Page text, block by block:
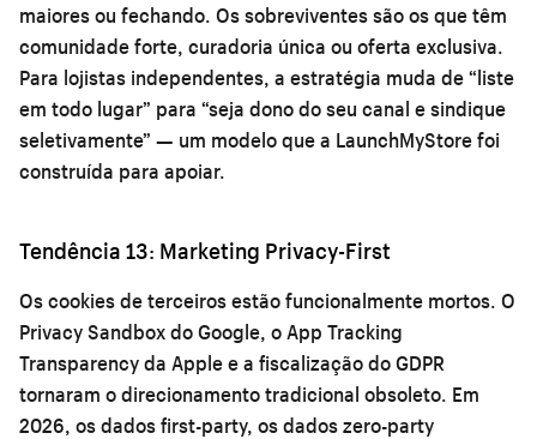
maiores ou fechando. Os sobreviventes são os que têm
comunidade forte, curadoria única ou oferta exclusiva.
Para lojistas independentes, a estratégia muda de “liste
em todo lugar” para “seja dono do seu canal e sindique
seletivamente” — um modelo que a LaunchMyStore foi
construída para apoiar.
Tendência 13: Marketing Privacy-First
Os cookies de terceiros estão funcionalmente mortos. O
Privacy Sandbox do Google, o App Tracking
Transparency da Apple e a fiscalização do GDPR
tornaram o direcionamento tradicional obsoleto. Em
2026, os dados first-party, os dados zero-party